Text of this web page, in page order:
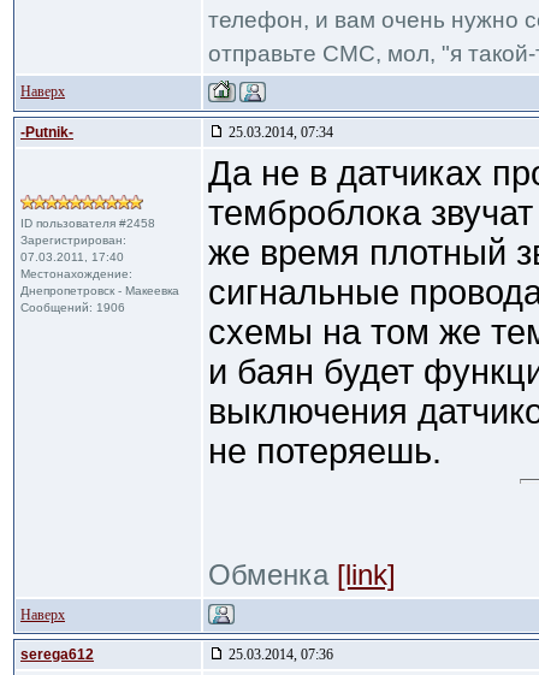
телефон, и вам очень нужно
отправьте СМС, мол, "я такой-
Наверх
-Putnik- 25.03.2014, 07:34
ID пользователя #2458
Зарегистрирован:
07.03.2011, 17:40
Местонахождение:
Днепропетровск - Макеевка
Сообщений: 1906
Да не в датчиках
темброблока
же время плотный
сигнальные
схемы на том же
и баян будет
выключения
не потеряешь.
Обменка [link]
Наверх
serega612 25.03.2014, 07:36